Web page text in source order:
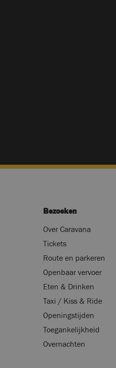
Bezoeken
Over Caravana
Tickets
Route en parkeren
Openbaar vervoer
Eten & Drinken
Taxi / Kiss & Ride
Openingstijden
Toegankelijkheid
Overnachten